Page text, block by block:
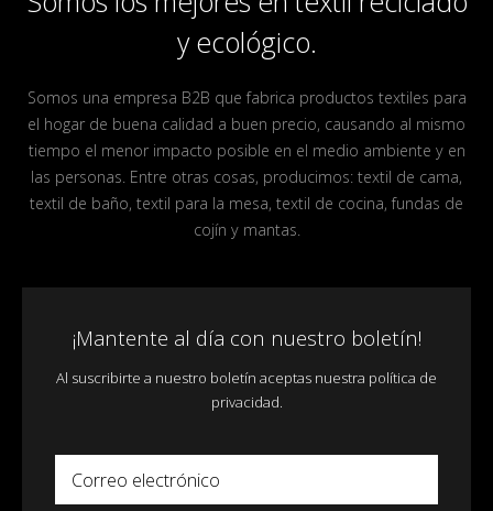
y ecológico.
Somos una empresa B2B que fabrica productos textiles para
el hogar de buena calidad a buen precio, causando al mismo
tiempo el menor impacto posible en el medio ambiente y en
las personas. Entre otras cosas, producimos: textil de cama,
textil de baño, textil para la mesa, textil de cocina, fundas de
cojín y mantas.
¡Mantente al día con nuestro boletín!
Al suscribirte a nuestro boletín aceptas nuestra política de
privacidad.
Correo electrónico